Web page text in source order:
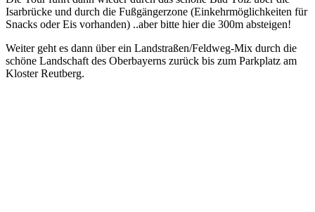
Isarbrücke und durch die Fußgängerzone (Einkehrmöglichkeiten für
Snacks oder Eis vorhanden) ..aber bitte hier die 300m absteigen!
Weiter geht es dann über ein Landstraßen/Feldweg-Mix durch die
schöne Landschaft des Oberbayerns zurück bis zum Parkplatz am
Kloster Reutberg.